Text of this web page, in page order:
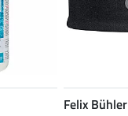
Felix Bühler